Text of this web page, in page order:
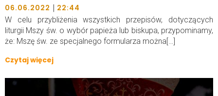
06.06.2022 | 22:44
W celu przybliżenia wszystkich przepisów, dotyczących
liturgii Mszy św. o wybór papieża lub biskupa, przypominamy,
że: Mszę św. ze specjalnego formularza można[…]
Czytaj więcej